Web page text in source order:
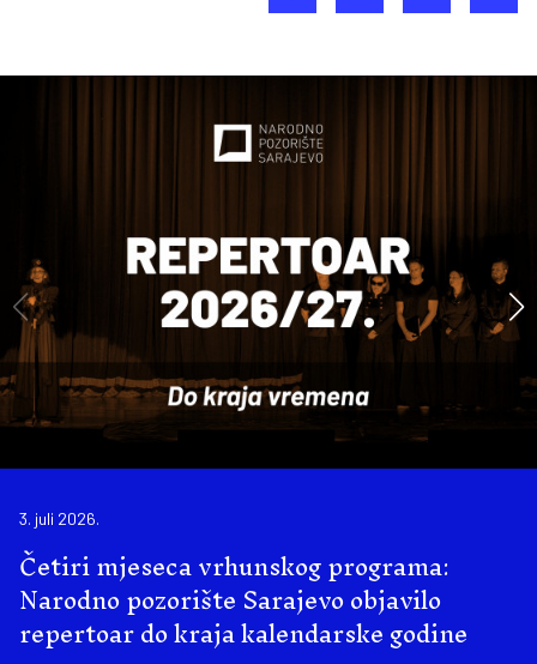
3. juli 2026.
Četiri mjeseca vrhunskog programa:
Narodno pozorište Sarajevo objavilo
repertoar do kraja kalendarske godine